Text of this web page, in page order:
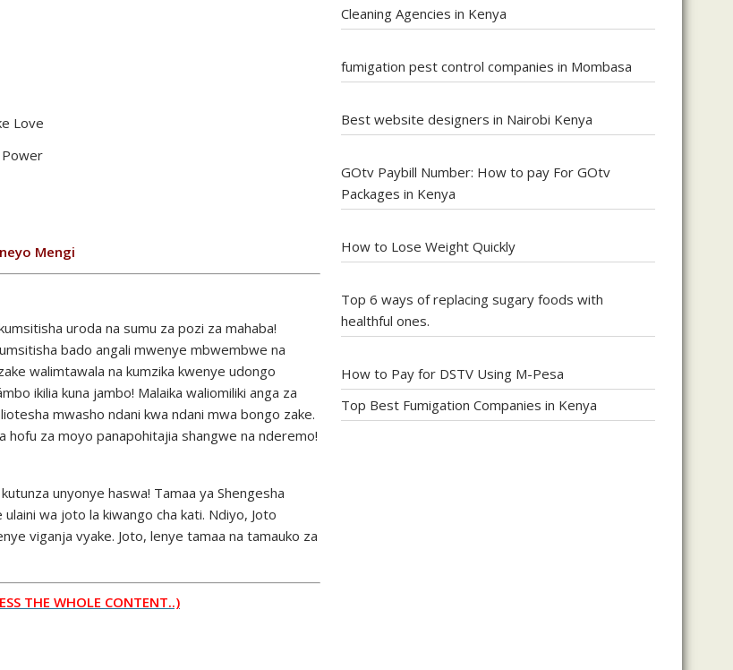
Love
Mengi
uroda na sumu za pozi za mahaba!
bado angali mwenye mbwembwe na
walimtawala na kumzika kwenye udongo
ikilia kuna jambo! Malaika waliomiliki anga za
mwasho ndani kwa ndani mwa bongo zake.
hofu za moyo panapohitajia shangwe na nderemo!
unyonye haswa! Tamaa ya Shengesha
wa joto la kiwango cha kati. Ndiyo, Joto
viganja vyake. Joto, lenye tamaa na tamauko za
THE WHOLE CONTENT..)
Cleaning Agencies in Kenya
fumigation pest control companies in Mombasa
Best website designers in Nairobi Kenya
GOtv Paybill Number: How to pay For GOtv
Packages in Kenya
How to Lose Weight Quickly
Top 6 ways of replacing sugary foods with
healthful ones.
How to Pay for DSTV Using M-Pesa
Top Best Fumigation Companies in Kenya